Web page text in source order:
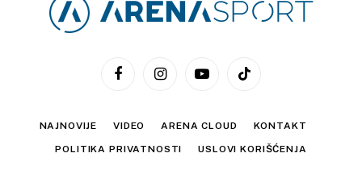
FacebookInstagramYouTubeTikTok
NAJNOVIJE VIDEO ARENA CLOUD KONTAKT
POLITIKA PRIVATNOSTI USLOVI KORIŠĆENJA